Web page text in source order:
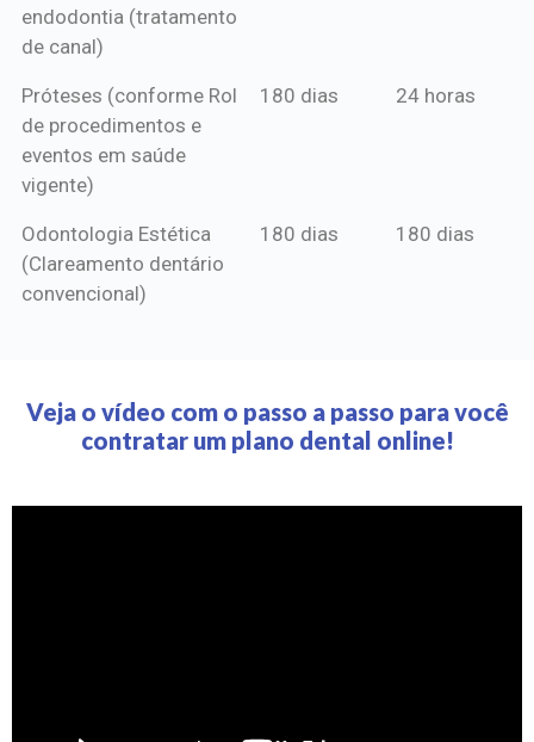
endodontia (tratamento
de canal)
Próteses (conforme Rol
de procedimentos e
eventos em saúde
vigente)
180 dias 24 horas
Odontologia Estética
(Clareamento dentário
convencional)
180 dias 180 dias
Veja o vídeo com o passo a passo para você
contratar um plano dental online!